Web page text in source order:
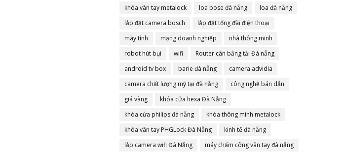
khóa vân tay metalock
loa bose đà nẵng
loa đà nẵng
lắp đặt camera bosch
lắp đặt tổng đài điện thoại
máy tính
mạng doanh nghiệp
nhà thông minh
robot hút bụi
wifi
Router cân bằng tải Đà nẵng
android tv box
barie đà nẵng
camera advidia
camera chất lượng mỹ tại đà nẵng
công nghệ bán dẫn
giá vàng
khóa cửa hexa Đà Nẵng
khóa cửa philips đà nẵng
khóa thông minh metalock
khóa vân tay PHGLock Đà Nẵng
kinh tế đà nẵng
lắp camera wifi Đà Nẵng
máy chấm công vân tay đà nẵng